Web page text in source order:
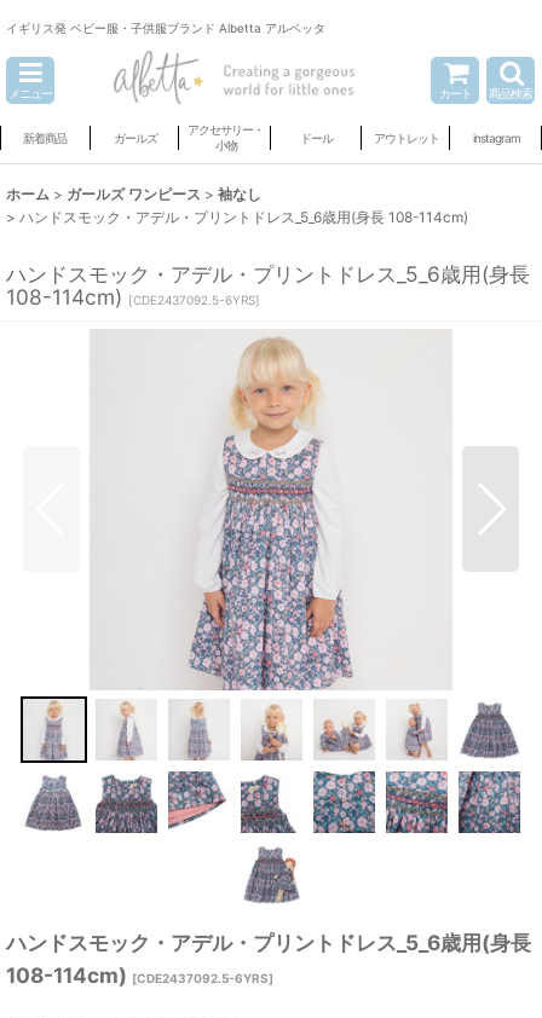
イギリス発 ベビー服・子供服ブランド Albetta アルベッタ
メニュー カート 商品検索
新着商品 ガールズ
アクセサリー・
小物
ドール アウトレット instagram
ホーム > ガールズ ワンピース > 袖なし
> ハンドスモック・アデル・プリントドレス_5_6歳用(身長 108-114cm)
ハンドスモック・アデル・プリントドレス_5_6歳用(身長
108-114cm) [CDE2437092.5-6YRS]
ハンドスモック・アデル・プリントドレス_5_6歳用(身長
108-114cm) [CDE2437092.5-6YRS]